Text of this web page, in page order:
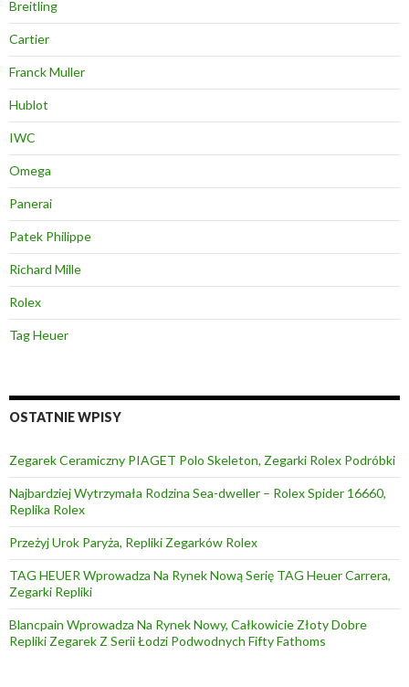
Breitling
Cartier
Franck Muller
Hublot
IWC
Omega
Panerai
Patek Philippe
Richard Mille
Rolex
Tag Heuer
OSTATNIE WPISY
Zegarek Ceramiczny PIAGET Polo Skeleton, Zegarki Rolex Podróbki
Najbardziej Wytrzymała Rodzina Sea-dweller – Rolex Spider 16660,
Replika Rolex
Przeżyj Urok Paryża, Repliki Zegarków Rolex
TAG HEUER Wprowadza Na Rynek Nową Serię TAG Heuer Carrera,
Zegarki Repliki
Blancpain Wprowadza Na Rynek Nowy, Całkowicie Złoty Dobre
Repliki Zegarek Z Serii Łodzi Podwodnych Fifty Fathoms